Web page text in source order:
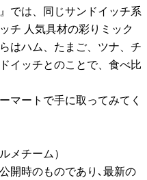
では、同じサンドイッチ系
チ 人気具材の彩りミック
はハム、たまご、ツナ、チ
イッチとのことで、食べ比
マートで手に取ってみてく
メチーム）
開時のものであり､最新の